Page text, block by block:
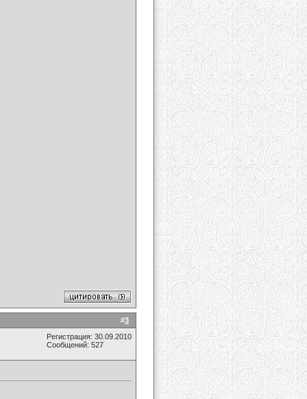
#3
Регистрация: 30.09.2010
Сообщений: 527